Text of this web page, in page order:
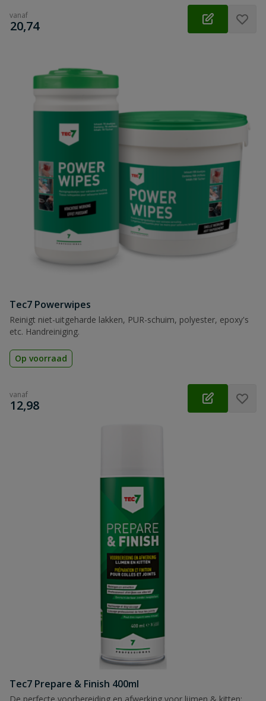
vanaf
€
20,74
Tec7 Powerwipes
Reinigt niet-uitgeharde lakken, PUR-schuim, polyester, epoxy's
etc. Handreiniging.
Op voorraad
vanaf
€
12,98
Tec7 Prepare & Finish 400ml